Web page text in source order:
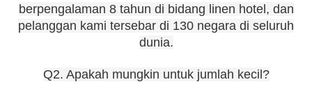
berpengalaman 8 tahun di bidang linen hotel, dan
pelanggan kami tersebar di 130 negara di seluruh
dunia.
Q2. Apakah mungkin untuk jumlah kecil?